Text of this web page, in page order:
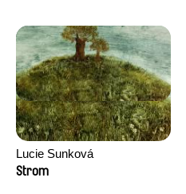
Lucie Sunková
Strom